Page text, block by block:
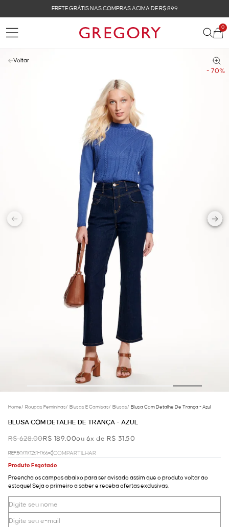
FRETE GRÁTIS NAS COMPRAS ACIMA DE R$ 899
0
- 70%
Voltar
Home/ Roupas Femininas/ Blusas E Camisas/ Blusas/ Blusa Com Detalhe De Trança - Azul
BLUSA COM DETALHE DE TRANÇA - AZUL
R$ 628,00R$ 189,00ou 6x de R$ 31,50
REF.50.01.0261-066
COMPARTILHAR
Produto Esgotado
Preencha os campos abaixo para ser avisado assim que o produto voltar ao
estoque! Seja o primeiro a saber e receba ofertas exclusivas.